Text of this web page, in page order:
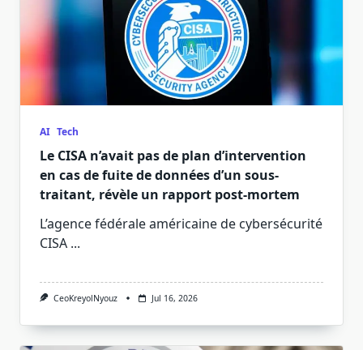
AI Tech
Le CISA n’avait pas de plan d’intervention
en cas de fuite de données d’un sous-
traitant, révèle un rapport post-mortem
L’agence fédérale américaine de cybersécurité
CISA ...
CeoKreyolNyouz Jul 16, 2026